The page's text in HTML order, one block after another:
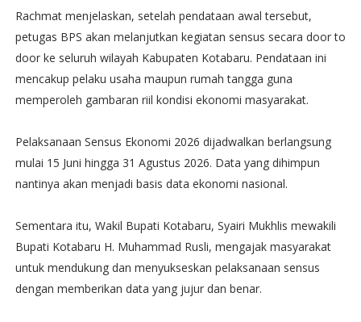
Rachmat menjelaskan, setelah pendataan awal tersebut,
petugas BPS akan melanjutkan kegiatan sensus secara door to
door ke seluruh wilayah Kabupaten Kotabaru. Pendataan ini
mencakup pelaku usaha maupun rumah tangga guna
memperoleh gambaran riil kondisi ekonomi masyarakat.
Pelaksanaan Sensus Ekonomi 2026 dijadwalkan berlangsung
mulai 15 Juni hingga 31 Agustus 2026. Data yang dihimpun
nantinya akan menjadi basis data ekonomi nasional.
Sementara itu, Wakil Bupati Kotabaru, Syairi Mukhlis mewakili
Bupati Kotabaru H. Muhammad Rusli, mengajak masyarakat
untuk mendukung dan menyukseskan pelaksanaan sensus
dengan memberikan data yang jujur dan benar.